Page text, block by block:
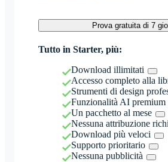
Prova gratuita di 7
Tutto in Starter, più:
Download illimitati
Accesso completo alla
Strumenti di design
Funzionalità AI premium
Un pacchetto al mese
Nessuna attribuzione
Download più veloci
Supporto prioritario
Nessuna pubblicità